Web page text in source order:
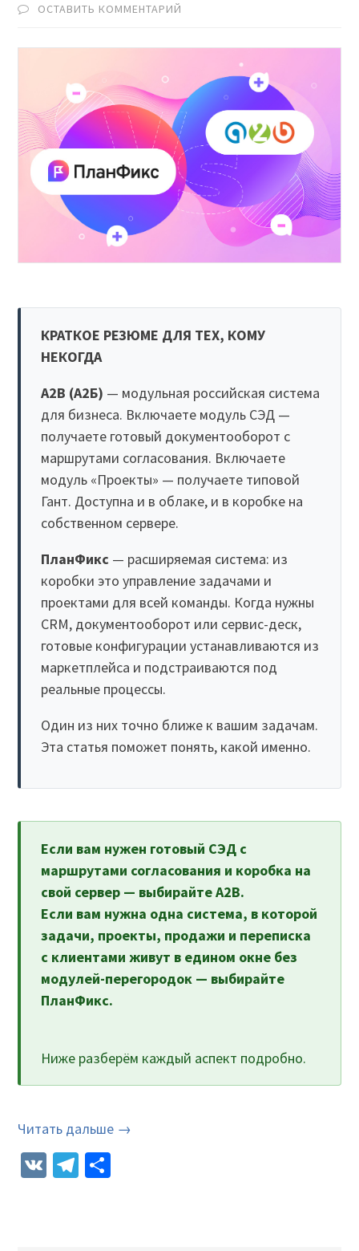
ОСТАВИТЬ КОММЕНТАРИЙ
КРАТКОЕ РЕЗЮМЕ ДЛЯ ТЕХ, КОМУ
НЕКОГДА
A2B (А2Б) — модульная российская система
для бизнеса. Включаете модуль СЭД —
получаете готовый документооборот с
маршрутами согласования. Включаете
модуль «Проекты» — получаете типовой
Гант. Доступна и в облаке, и в коробке на
собственном сервере.
ПланФикс — расширяемая система: из
коробки это управление задачами и
проектами для всей команды. Когда нужны
CRM, документооборот или сервис-деск,
готовые конфигурации устанавливаются из
маркетплейса и подстраиваются под
реальные процессы.
Один из них точно ближе к вашим задачам.
Эта статья поможет понять, какой именно.
Если вам нужен готовый СЭД с
маршрутами согласования и коробка на
свой сервер — выбирайте A2B.
Если вам нужна одна система, в которой
задачи, проекты, продажи и переписка
с клиентами живут в едином окне без
модулей-перегородок — выбирайте
ПланФикс.
Ниже разберём каждый аспект подробно.
Читать дальше →
VK Telegram